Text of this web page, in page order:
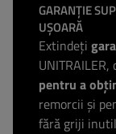
GARANȚIE
UȘOARĂ
Extindeți
pentru a
remorcii și
fără griji